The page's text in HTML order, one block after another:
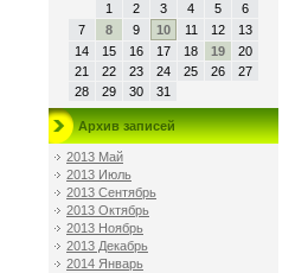
1
2 3 4 5
6
7
8 9 10 11 12
13
14
15 16 17 18 19
20
21
22 23 24 25 26
27
28
29 30 31
Архив записей
2013 Май
2013 Июль
2013 Сентябрь
2013 Октябрь
2013 Ноябрь
2013 Декабрь
2014 Январь